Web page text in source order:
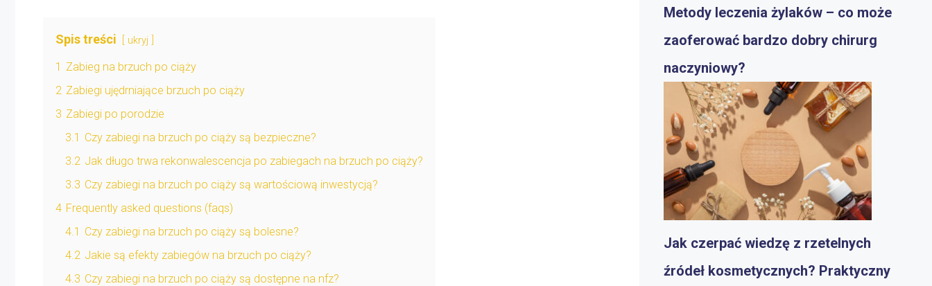
Spis treści ukryj
1 Zabieg na brzuch po ciąży
2 Zabiegi ujędrniające brzuch po ciąży
3 Zabiegi po porodzie
3.1 Czy zabiegi na brzuch po ciąży są bezpieczne?
3.2 Jak długo trwa rekonwalescencja po zabiegach na brzuch po ciąży?
3.3 Czy zabiegi na brzuch po ciąży są wartościową inwestycją?
4 Frequently asked questions (faqs)
4.1 Czy zabiegi na brzuch po ciąży są bolesne?
4.2 Jakie są efekty zabiegów na brzuch po ciąży?
4.3 Czy zabiegi na brzuch po ciąży są dostępne na nfz?
Metody leczenia żylaków – co może
zaoferować bardzo dobry chirurg
naczyniowy?
Jak czerpać wiedzę z rzetelnych
źródeł kosmetycznych? Praktyczny